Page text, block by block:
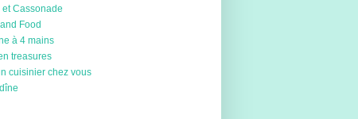
Cassonade
Food
à 4 mains
treasures
cuisinier chez vous